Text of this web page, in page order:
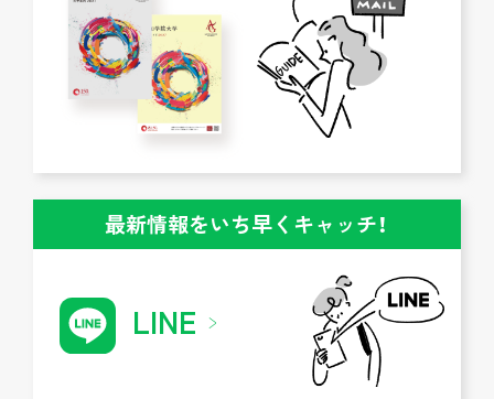
最新情報をいち早くキャッチ！
LINE